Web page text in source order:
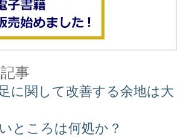
事
に関して改善する余地は大
ところは何処か？